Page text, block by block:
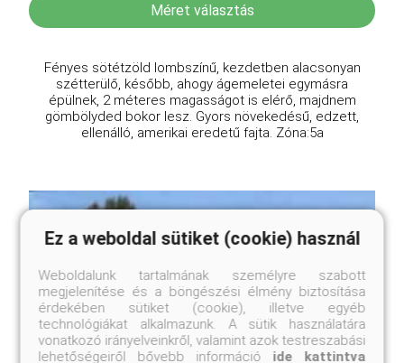
Méret választás
Fényes sötétzöld lombszínű, kezdetben alacsonyan
szétterülő, később, ahogy ágemeletei egymásra
épülnek, 2 méteres magasságot is elérő, majdnem
gömbölyded bokor lesz. Gyors növekedésű, edzett,
ellenálló, amerikai eredetű fajta. Zóna:5a
Ez a weboldal sütiket (cookie) használ
Weboldalunk tartalmának személyre szabott
megjelenítése és a böngészési élmény biztosítása
érdekében sütiket (cookie), illetve egyéb
technológiákat alkalmazunk. A sütik használatára
vonatkozó irányelveinkről, valamint azok testreszabási
lehetőségeiről bővebb információ ide kattintva